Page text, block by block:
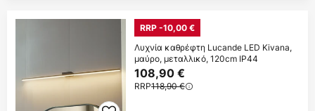
RRP -10,00 €
Λυχνία καθρέφτη Lucande LED Kivana,
μαύρο, μεταλλικό, 120cm IP44
108,90 €
RRP118,90 €